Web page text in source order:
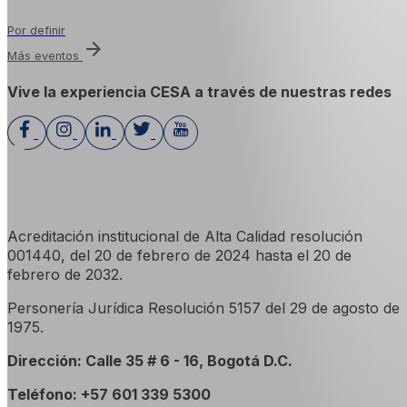
Por definir
Más eventos arrow_forward
Vive la experiencia CESA a través de nuestras redes
Acreditación institucional de Alta Calidad resolución
001440, del 20 de febrero de 2024 hasta el 20 de
febrero de 2032.
Personería Jurídica Resolución 5157 del 29 de agosto de
1975.
Dirección: Calle 35 # 6 - 16, Bogotá D.C.
Teléfono: +57 601 339 5300